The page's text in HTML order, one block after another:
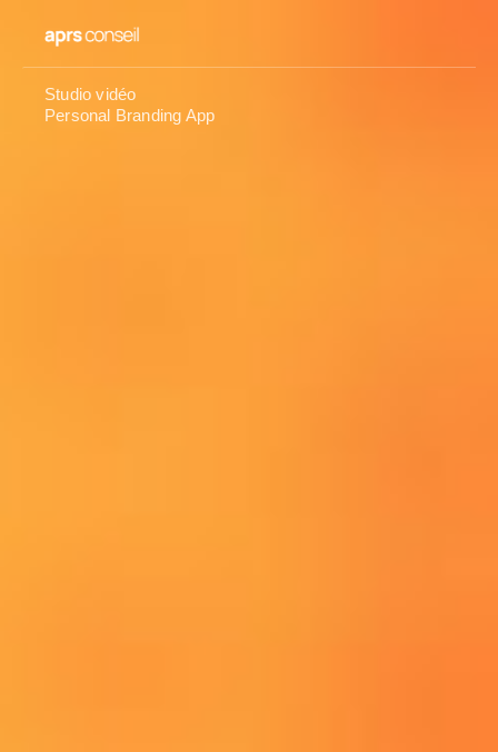
Personal Branding App
Studio vidéo